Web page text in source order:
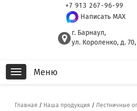
+7 913 267-96-99
Написать MAX
г. Барнаул,
ул. Короленко, д.
Toggle
navigation
Меню
Главная / Наша продукция / Лестничные